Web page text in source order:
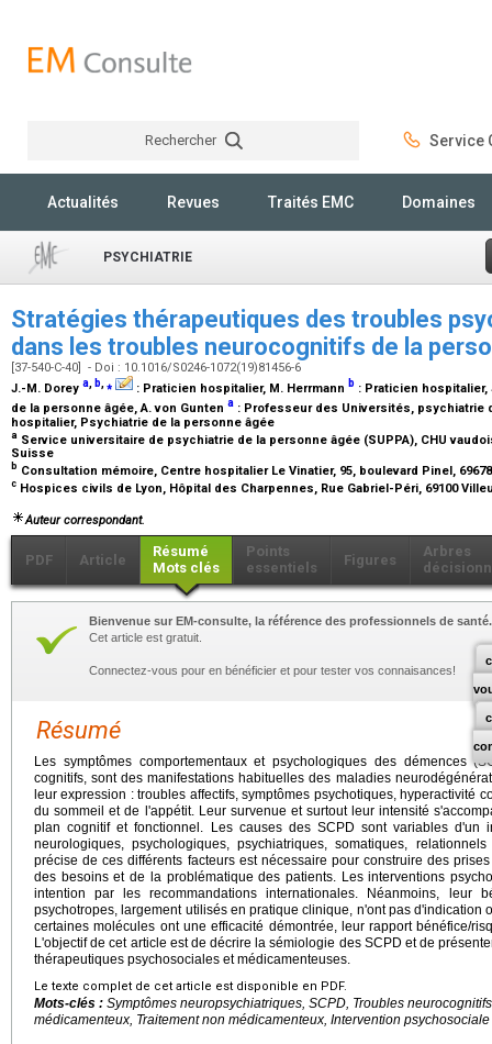
Rechercher Service
Actualités Revues Traités EMC Domaines
PSYCHIATRIE
Stratégies thérapeutiques des troubles
dans les troubles neurocognitifs de la
[37-540-C-40] - Doi : 10.1016/S0246-1072(19)81456-6
J.-M. Dorey a, b,⁎ : Praticien hospitalier, M. Herrmann b : Praticien hospitalier,
de la personne âgée, A. von Gunten a : Professeur des Universités, psychiatrie
hospitalier, Psychiatrie de la personne âgée
a Service universitaire de psychiatrie de la personne âgée (SUPPA), CHU
Suisse
b Consultation mémoire, Centre hospitalier Le Vinatier, 95, boulevard Pinel,
c Hospices civils de Lyon, Hôpital des Charpennes, Rue Gabriel-Péri, 69100
Auteur correspondant.
PDF Article
Résumé
Mots clés
Points
essentiels
Figures
Arbres
Bienvenue sur EM-consulte, la référence des professionnels de santé.
Cet article est gratuit.
Connectez-vous pour en bénéficier et pour tester vos connaisances!
Résumé
Les symptômes comportementaux et psychologiques des démences
cognitifs, sont des manifestations habituelles des maladies
leur expression : troubles affectifs, symptômes psychotiques, hyperactivité
du sommeil et de l'appétit. Leur survenue et surtout leur intensité
plan cognitif et fonctionnel. Les causes des SCPD sont variables d'un
neurologiques, psychologiques, psychiatriques, somatiques,
précise de ces différents facteurs est nécessaire pour construire des
des besoins et de la problématique des patients. Les interventions
intention par les recommandations internationales. Néanmoins, leur
psychotropes, largement utilisés en pratique clinique, n'ont pas d'indication
certaines molécules ont une efficacité démontrée, leur rapport bénéfice/
L'objectif de cet article est de décrire la sémiologie des SCPD et de
thérapeutiques psychosociales et médicamenteuses.
Le texte complet de cet article est disponible en PDF.
Mots-clés : Symptômes neuropsychiatriques, SCPD, Troubles
médicamenteux, Traitement non médicamenteux, Intervention psychosociale